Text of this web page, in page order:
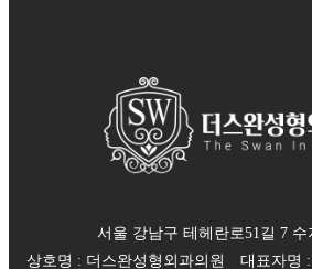
서울 강남구 테헤란로51길 7 수
상호명 : 더스완성형외과의원 대표자명 :